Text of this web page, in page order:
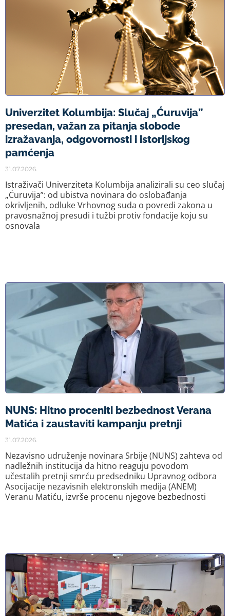
Univerzitet Kolumbija: Slučaj „Ćuruvija”
presedan, važan za pitanja slobode
izražavanja, odgovornosti i istorijskog
pamćenja
31.07.2026.
Istraživači Univerziteta Kolumbija analizirali su ceo slučaj
„Ćuruvija”: od ubistva novinara do oslobađanja
okrivljenih, odluke Vrhovnog suda o povredi zakona u
pravosnažnoj presudi i tužbi protiv fondacije koju su
osnovala
NUNS: Hitno proceniti bezbednost Verana
Matića i zaustaviti kampanju pretnji
31.07.2026.
Nezavisno udruženje novinara Srbije (NUNS) zahteva od
nadležnih institucija da hitno reaguju povodom
učestalih pretnji smrću predsedniku Upravnog odbora
Asocijacije nezavisnih elektronskih medija (ANEM)
Veranu Matiću, izvrše procenu njegove bezbednosti